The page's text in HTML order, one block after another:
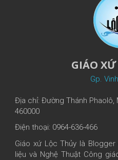
GIÁO
Gp.
Địa chỉ: Đường Thánh Phaolô,
460000
Điện thoại: 0964-636-466
Giáo xứ Lộc Thủy là
liệu và Nghệ Thuật Công